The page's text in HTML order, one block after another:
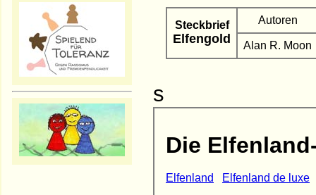
Steckbrief
Elfengold
Autoren
Alan R. Moon
s
Die
Elfenland Elfenland de luxe